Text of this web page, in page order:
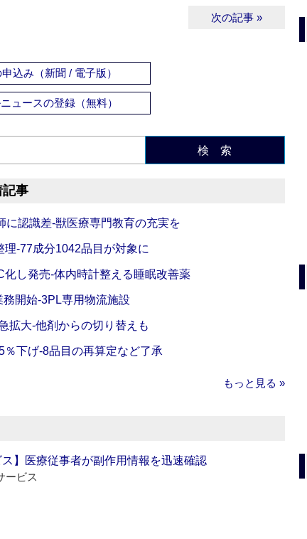
次の記事 »
込み（新聞 / 電子版）
ュースの登録（無料）
検 索
記事
に認識差‐獣医療専門教育の充実を
理‐77成分1042品目が対象に
化し発売‐体内時計整える睡眠改善薬
開始‐3PL専用物流施設
拡大‐他剤からの切り替えも
％下げ‐8品目の再算定など了承
もっと見る »
ス】医療従事者が副作用情報を迅速確認
ービス